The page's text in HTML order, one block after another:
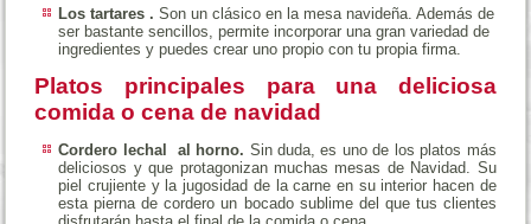
Los tartares .Son un clásico en la mesa navideña. Además de
ser bastante sencillos, permite incorporar una gran variedad de
ingredientes y puedes crear uno propio con tu propia firma.
Platos principales para una deliciosa
comida o cena de navidad
Cordero lechal al horno. Sin duda, es uno de los platos más
deliciosos y que protagonizan muchas mesas de Navidad. Su
piel crujiente y la jugosidad de la carne en su interior hacen de
esta pierna de cordero un bocado sublime del que tus clientes